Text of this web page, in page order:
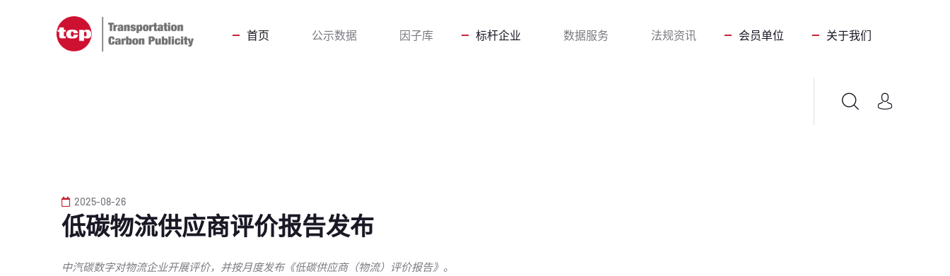
首页 公示数据 因子库 标杆企业 数据服务 法规资讯 会员单位 关于我们
2025-08-26
低碳物流供应商评价报告发布
中汽碳数字对物流企业开展评价，并按月度发布《低碳供应商（物流）评价报告》。